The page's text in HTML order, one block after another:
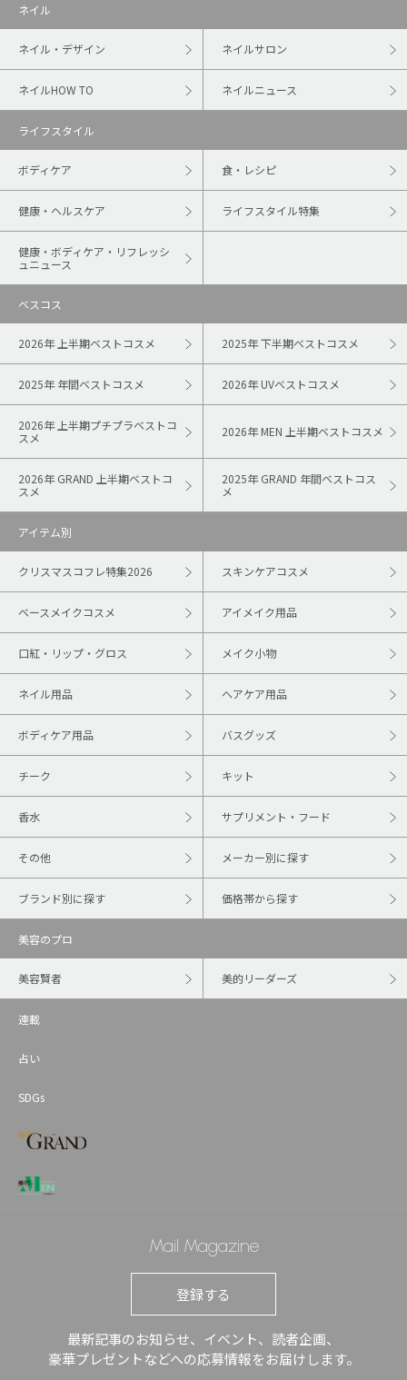
ネイル
ネイル・デザイン ネイルサロン
ネイルHOW TO ネイルニュース
ライフスタイル
ボディケア 食・レシピ
健康・ヘルスケア ライフスタイル特集
健康・ボディケア・リフレッシ
ュニュース
ベスコス
2026年 上半期ベストコスメ 2025年 下半期ベストコスメ
2025年 年間ベストコスメ 2026年 UVベストコスメ
2026年 上半期プチプラベストコ
スメ
2026年 MEN 上半期ベストコスメ
2026年 GRAND 上半期ベストコ
スメ
2025年 GRAND 年間ベストコス
メ
アイテム別
クリスマスコフレ特集2026 スキンケアコスメ
ベースメイクコスメ アイメイク用品
口紅・リップ・グロス メイク小物
ネイル用品 ヘアケア用品
ボディケア用品 バスグッズ
チーク キット
香水 サプリメント・フード
その他 メーカー別に探す
ブランド別に探す 価格帯から探す
美容のプロ
美容賢者 美的リーダーズ
連載
占い
SDGs
Mail Magazine
登録する
最新記事のお知らせ、イベント、読者企画、
豪華プレゼントなどへの応募情報をお届けします。